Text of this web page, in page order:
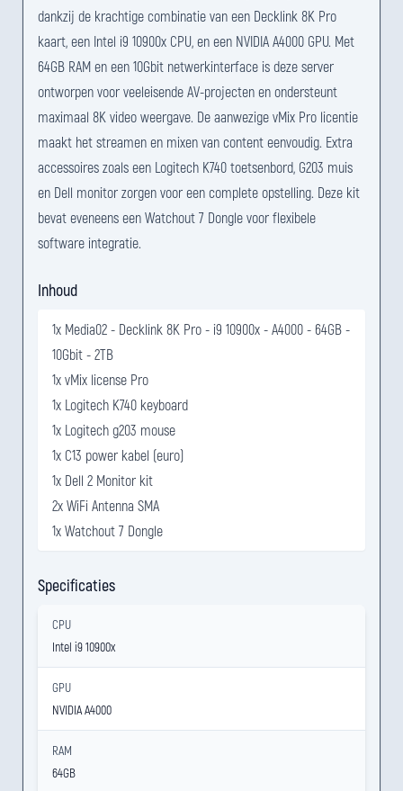
dankzij de krachtige combinatie van een Decklink 8K Pro
kaart, een Intel i9 10900x CPU, en een NVIDIA A4000 GPU. Met
64GB RAM en een 10Gbit netwerkinterface is deze server
ontworpen voor veeleisende AV-projecten en ondersteunt
maximaal 8K video weergave. De aanwezige vMix Pro licentie
maakt het streamen en mixen van content eenvoudig. Extra
accessoires zoals een Logitech K740 toetsenbord, G203 muis
en Dell monitor zorgen voor een complete opstelling. Deze kit
bevat eveneens een Watchout 7 Dongle voor flexibele
software integratie.
Inhoud
1x Media02 - Decklink 8K Pro - i9 10900x - A4000 - 64GB -
10Gbit - 2TB
1x vMix license Pro
1x Logitech K740 keyboard
1x Logitech g203 mouse
1x C13 power kabel (euro)
1x Dell 2 Monitor kit
2x WiFi Antenna SMA
1x Watchout 7 Dongle
Specificaties
CPU
Intel i9 10900x
GPU
NVIDIA A4000
RAM
64GB